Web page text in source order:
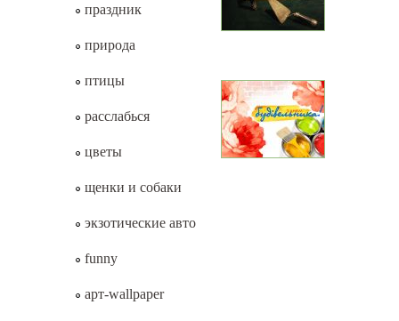
праздник
природа
птицы
расслабься
цветы
щенки и собаки
экзотические авто
funny
арт-wallpaper